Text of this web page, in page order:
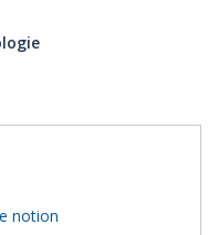
notion